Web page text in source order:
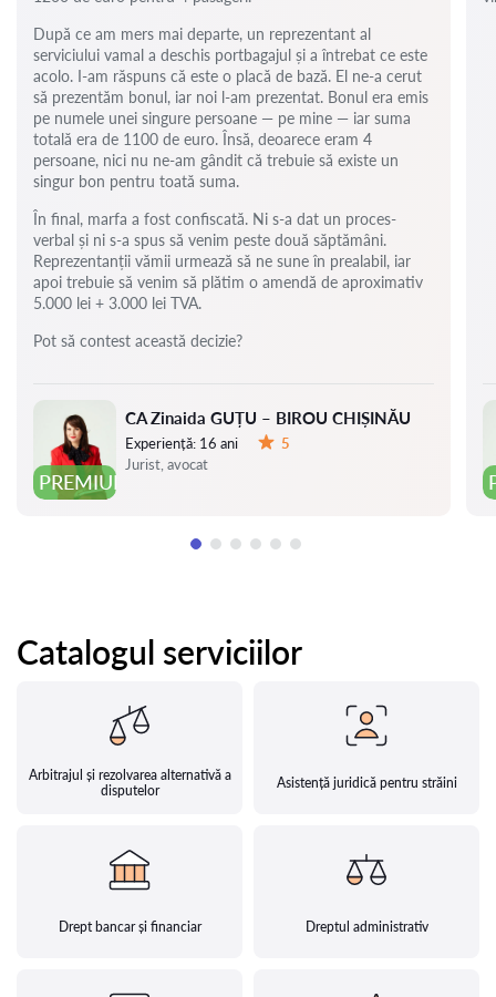
PREMIUM
CA Zinaida GUȚU – BIROU CHIȘINĂU
Experiență: 16 ani
5
Jurist, avocat
După ce am mers mai departe, un reprezentant al
serviciului vamal a deschis portbagajul și a întrebat ce este
acolo. I-am răspuns că este o placă de bază. El ne-a cerut
să prezentăm bonul, iar noi l-am prezentat. Bonul era emis
pe numele unei singure persoane — pe mine — iar suma
totală era de 1100 de euro. Însă, deoarece eram 4
persoane, nici nu ne-am gândit că trebuie să existe un
singur bon pentru toată suma.
În final, marfa a fost confiscată. Ni s-a dat un proces-
verbal și ni s-a spus să venim peste două săptămâni.
Reprezentanții vămii urmează să ne sune în prealabil, iar
apoi trebuie să venim să plătim o amendă de aproximativ
5.000 lei + 3.000 lei TVA.
Pot să contest această decizie?
Catalogul serviciilor
Arbitrajul și rezolvarea alternativă a
disputelor
Asistență juridică pentru străini
Drept bancar și financiar Dreptul administrativ